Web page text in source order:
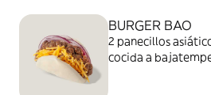
BURGER BAO
2 panecillos
cocida a